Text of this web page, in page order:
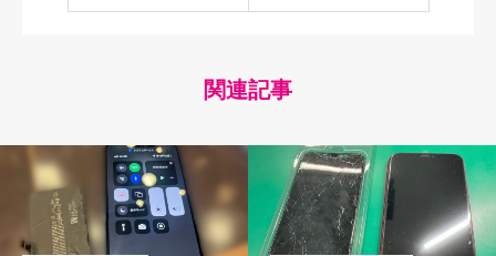
関連記事